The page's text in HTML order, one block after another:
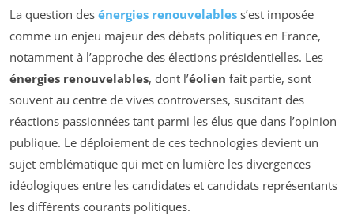
La question des énergies renouvelables s’est imposée
comme un enjeu majeur des débats politiques en France,
notamment à l’approche des élections présidentielles. Les
énergies renouvelables, dont l’éolien fait partie, sont
souvent au centre de vives controverses, suscitant des
réactions passionnées tant parmi les élus que dans l’opinion
publique. Le déploiement de ces technologies devient un
sujet emblématique qui met en lumière les divergences
idéologiques entre les candidates et candidats représentants
les différents courants politiques.